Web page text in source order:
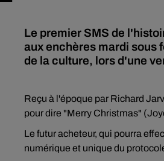
Le premier SMS de
aux enchères mardi sous
de la culture, lors d'une
Reçu à l'époque par Richard
pour dire "Merry Christmas"
Le futur acheteur, qui pourra
numérique et unique du